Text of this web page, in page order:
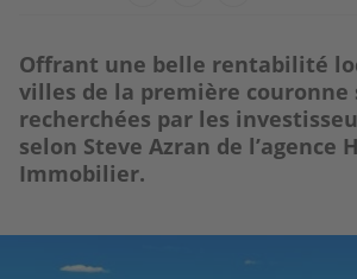
Offrant une belle rentabilité
villes de la première couronne
recherchées par les
selon Steve Azran de l’agence
Immobilier.